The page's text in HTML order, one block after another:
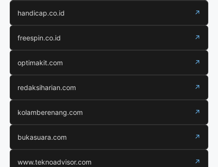
handicap.co.id ↗
freespin.co.id ↗
optimakit.com ↗
redaksiharian.com ↗
kolamberenang.com ↗
bukasuara.com ↗
www.teknoadvisor.com ↗